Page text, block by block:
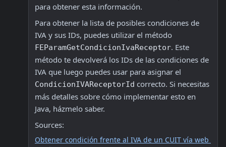
para obtener esta información.
Para obtener la lista de posibles condiciones de
FEParamGetCondicionIvaReceptor. Este
método te devolverá los IDs de las condiciones de
CondicionIVAReceptorId correcto. Si necesitas
más detalles sobre cómo implementar esto en
Java, házmelo saber.
Sources:
Obtener condición frente al IVA de un CUIT vía web